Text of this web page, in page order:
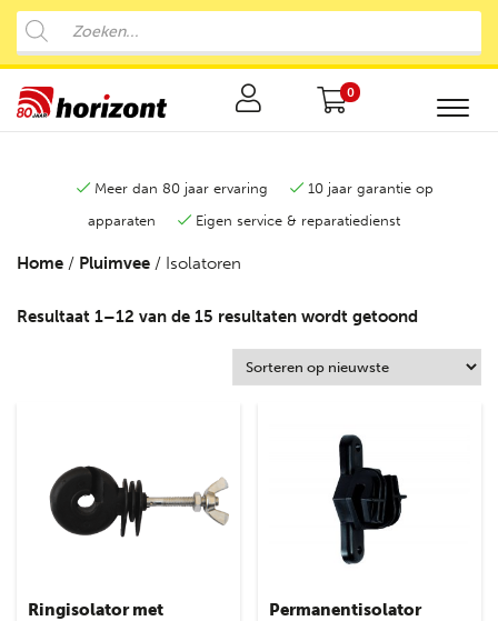
0
Meer dan 80 jaar ervaring
10 jaar garantie op
apparaten
Eigen service & reparatiedienst
Resultaat 1–12 van de 15 resultaten wordt getoond
Ringisolator met
Permanentisolator
Home / Pluimvee / Isolatoren